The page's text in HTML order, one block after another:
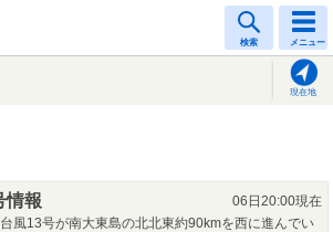
検索 メニュー
現在地
情報
06日20:00現在
風13号が南大東島の北北東約90kmを西に進んでい